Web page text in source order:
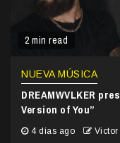
2 min read
NUEVA MÚSICA
DREAMWVLKER
Version of You”
4 días ago